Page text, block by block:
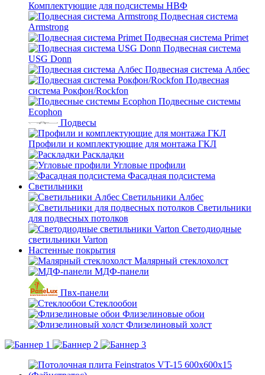
Комплектующие для подсистемы НВФ
Подвесная система
Armstrong
Подвесная система Primet
Подвесная система
USG Donn
Подвесная система Албес
Подвесная
система Рокфон/Rockfon
Подвесные системы
Ecophon
Подвесы
Профили и комплектующие для монтажа ГКЛ
Раскладки
Угловые профили
Фасадная подсистема
Светильники
Светильники Албес
Светильники
для подвесных потолков
Светодиодные
светильники Varton
Настенные покрытия
Малярный стеклохолст
МДФ-панели
Пвх-панели
Стеклообои
Флизелиновые обои
Флизелиновый холст